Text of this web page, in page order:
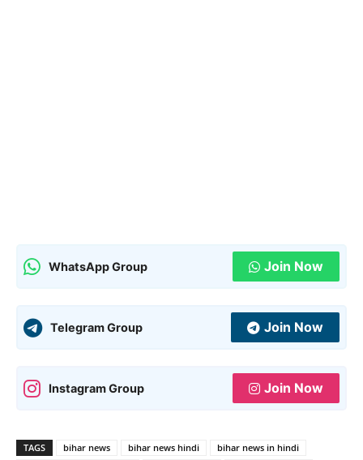
WhatsApp Group Join Now
Telegram Group Join Now
Instagram Group Join Now
TAGS bihar news bihar news hindi
bihar news in hindi